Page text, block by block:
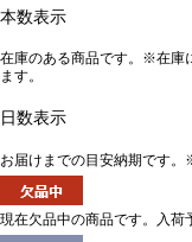
本数表示
在庫のある商品です。※在庫
ます。
日数表示
お届けまでの目安納期です。
現在欠品中の商品です。入荷